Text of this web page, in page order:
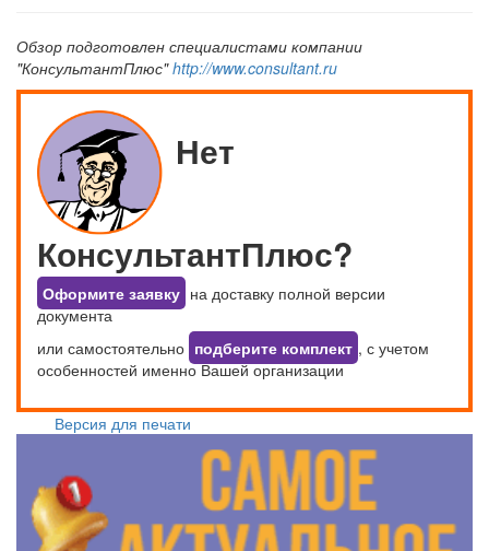
Обзор подготовлен специалистами компании
"КонсультантПлюс"http://www.consultant.ru
Нет
КонсультантПлюс?
Оформите заявку на доставку полной версии
документа
или самостоятельно подберите комплект , с учетом
особенностей именно Вашей организации
Версия для печати